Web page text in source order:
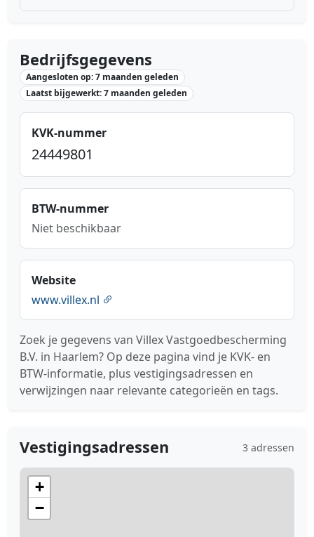
Bedrijfsgegevens
Aangesloten op: 7 maanden geleden
Laatst bijgewerkt: 7 maanden geleden
KVK-nummer
24449801
BTW-nummer
Niet beschikbaar
Website
www.villex.nl
Zoek je gegevens van Villex Vastgoedbescherming
B.V. in Haarlem? Op deze pagina vind je KVK- en
BTW-informatie, plus vestigingsadressen en
verwijzingen naar relevante categorieën en tags.
Vestigingsadressen 3 adressen
+
−